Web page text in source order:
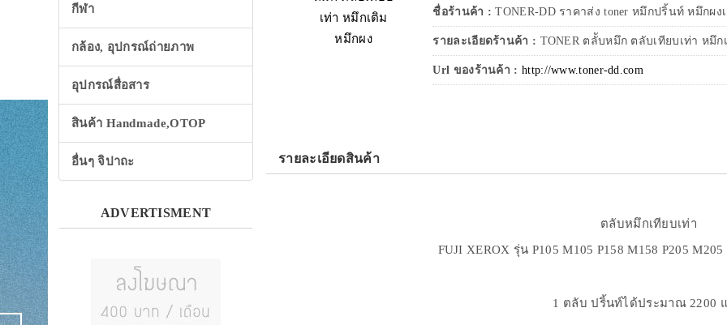
กีฬา
กล้อง, อุปกรณ์ถ่ายภาพ
อุปกรณ์สื่อสาร
สินค้า Handmade,OTOP
อื่นๆ จิปาถะ
ADVERTISMENT
ชื่อร้านค้า :TONER-DD ราคาส่ง toner หมึกปริ้นท์ หมึกผ
รายละเอียดร้านค้า : TONER ตลัับหมึก ตลับเทียบเท่า หมึก
Url ของร้านค้า : http://www.toner-dd.com
รายละเอียดสินค้า
ตลับหมึกเทียบเท่า
FUJI XEROX รุ่น P105 M105 P158 M158 P205
1 ตลับ ปริ้นท์ได้ประมาณ 2200